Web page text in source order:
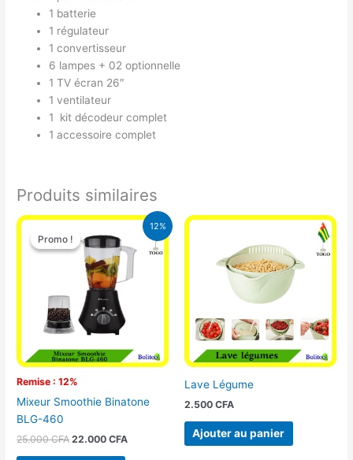
1 batterie
1 régulateur
1 convertisseur
6 lampes + 02 optionnelle
1 TV écran 26″
1 ventilateur
1 kit décodeur complet
1 accessoire complet
Produits similaires
12%
Promo !
Remise : 12%
Promo !
Mixeur Smoothie Binatone
BLG-460
25.000CFA
Le
prix
initial
était :
25.000 CFA.
22.000CFA
Le
prix
actuel
est :
Lave Légume
2.500 CFA
Ajouter au panier